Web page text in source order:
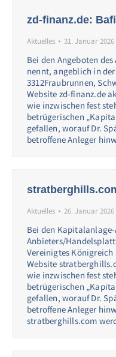
zd-finanz.de:
Aktuelles 31. Januar 2026
Bei den Angeboten
nennt, angeblich in
3312Fraubrunnen,
Website zd-finanz.de
wie inzwischen fest
betrügerischen
gefallen, worauf Dr.
betroffene Anleger
Aktuelles 26. Januar 2026
Bei den
Anbieters/
Vereinigtes
Website
wie inzwischen fest
betrügerischen
gefallen, worauf Dr.
betroffene Anleger
stratberghills.com